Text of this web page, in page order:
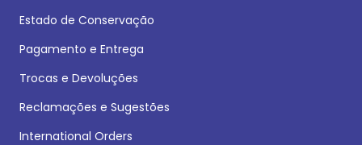
Estado de Conservação
Pagamento e Entrega
Trocas e Devoluções
Reclamações e Sugestões
International Orders